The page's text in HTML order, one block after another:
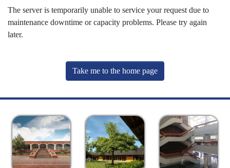
The server is temporarily unable to service your request due to
maintenance downtime or capacity problems. Please try again
later.
Take me to the home page